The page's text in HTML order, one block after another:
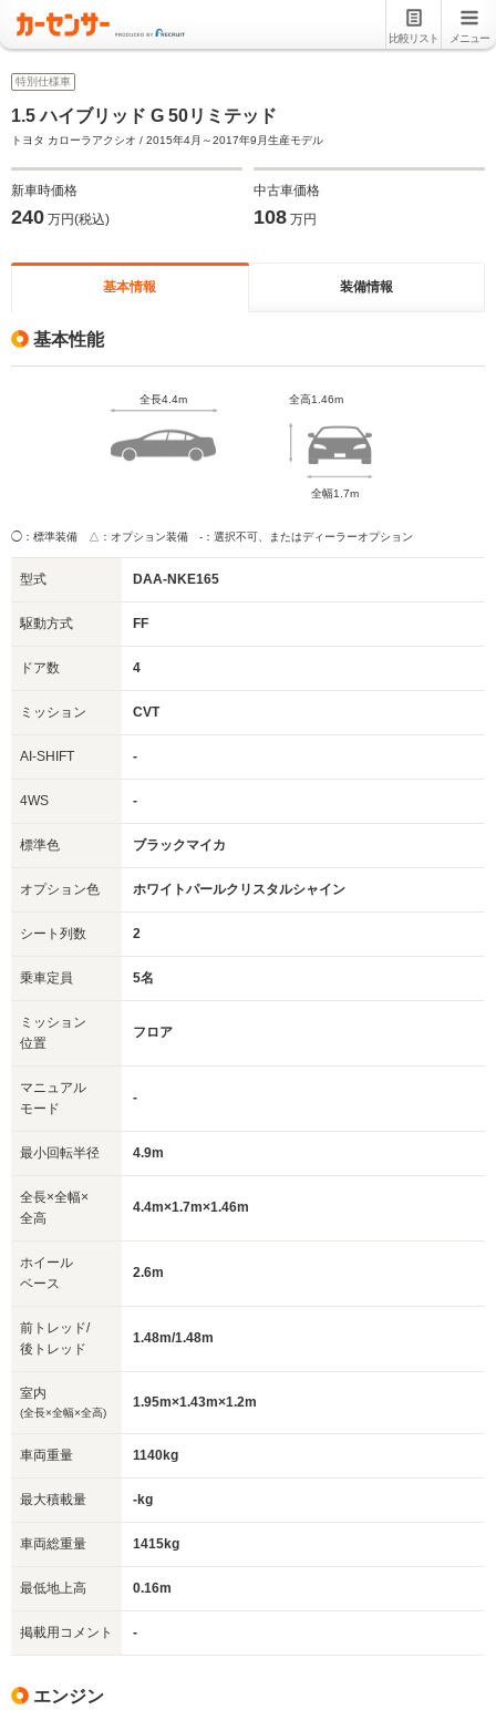
比較リスト メニュー
特別仕様車
1.5 ハイブリッド G 50リミテッド
トヨタ カローラアクシオ / 2015年4月～2017年9月生産モデル
新車時価格
240 万円(税込)
中古車価格
108 万円
基本情報 装備情報
基本性能
全長4.4m 全高1.46m
全幅1.7m
◯：標準装備 △：オプション装備 -：選択不可、またはディーラーオプション
型式 DAA-NKE165
駆動方式 FF
ドア数 4
ミッション CVT
AI-SHIFT -
4WS -
標準色 ブラックマイカ
オプション色 ホワイトパールクリスタルシャイン
シート列数 2
乗車定員 5名
ミッション
位置
フロア
マニュアル
モード
-
最小回転半径 4.9m
全長×全幅×
全高
4.4m×1.7m×1.46m
ホイール
ベース
2.6m
前トレッド/
後トレッド
1.48m/1.48m
室内
(全長×全幅×全高)
1.95m×1.43m×1.2m
車両重量 1140kg
最大積載量 -kg
車両総重量 1415kg
最低地上高 0.16m
掲載用コメント -
エンジン